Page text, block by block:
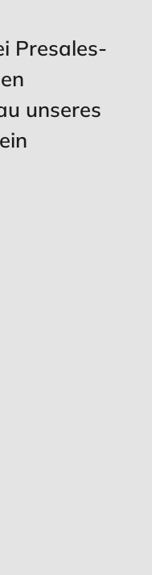
Presales-
unseres